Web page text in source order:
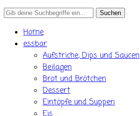
Search
Home
essbar
Aufstriche, Dips und Saucen
Beilagen
Brot und Brötchen
Dessert
Eintöpfe und Suppen